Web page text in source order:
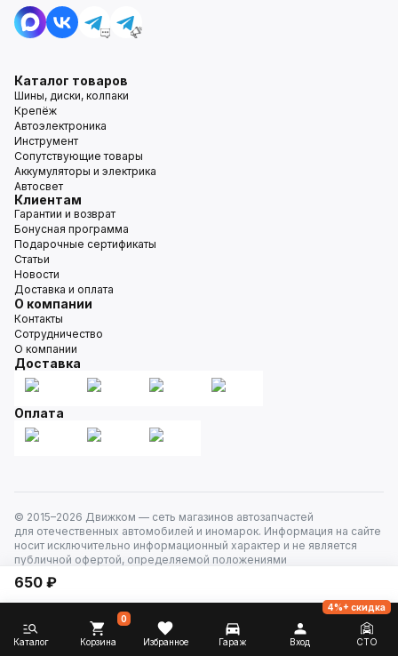
650 ₽
Каталог товаров
Шины, диски, колпаки
Крепёж
Автоэлектроника
Инструмент
Сопутствующие товары
Аккумуляторы и электрика
Автосвет
Клиентам
Гарантии и возврат
Бонусная программа
Подарочные сертификаты
Статьи
Новости
Доставка и оплата
О компании
Контакты
Сотрудничество
О компании
Доставка
Оплата
© 2015–2026 Движком — сеть магазинов автозапчастей
для отечественных автомобилей и иномарок. Информация на сайте
носит исключительно информационный характер и не является
публичной офертой, определяемой положениями
Каталог Корзина
0
Избранное Гараж Вход СТО
4%+ скидка